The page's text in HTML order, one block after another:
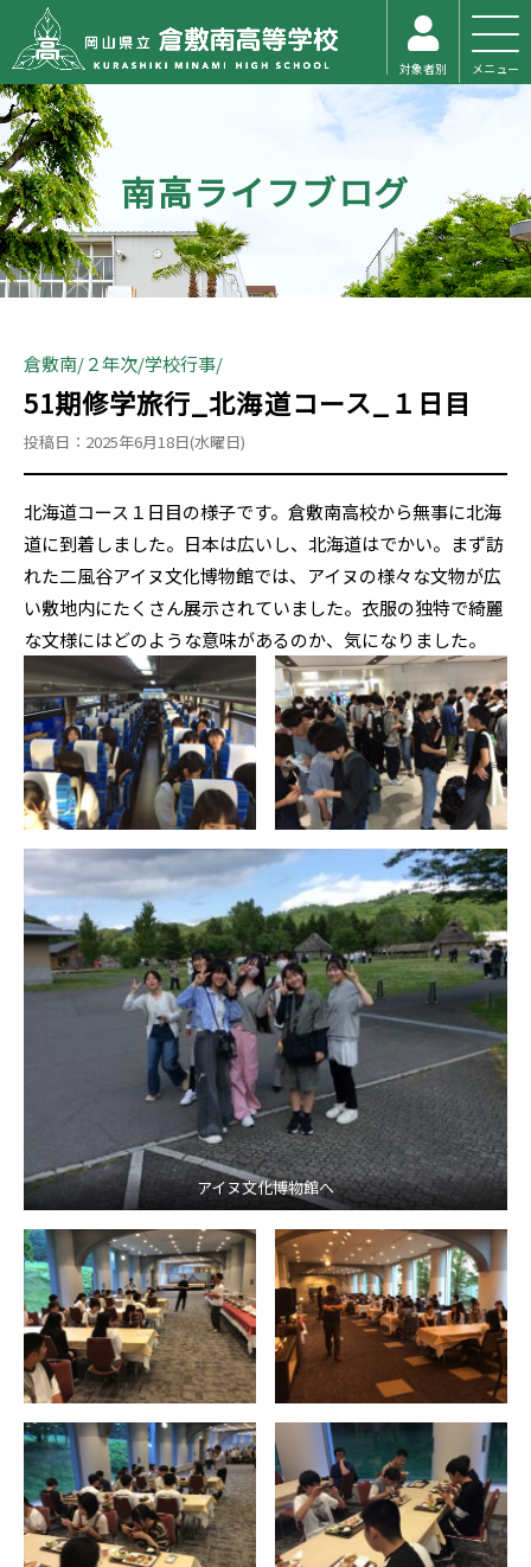
対象者別 メニュー
南高ライフブログ
倉敷南 ２年次 学校行事
51期修学旅行_北海道コース_１日目
投稿日：2025年6月18日(水曜日)
北海道コース１日目の様子です。倉敷南高校から無事に北海
道に到着しました。日本は広いし、北海道はでかい。まず訪
れた二風谷アイヌ文化博物館では、アイヌの様々な文物が広
い敷地内にたくさん展示されていました。衣服の独特で綺麗
な文様にはどのような意味があるのか、気になりました。
アイヌ文化博物館へ